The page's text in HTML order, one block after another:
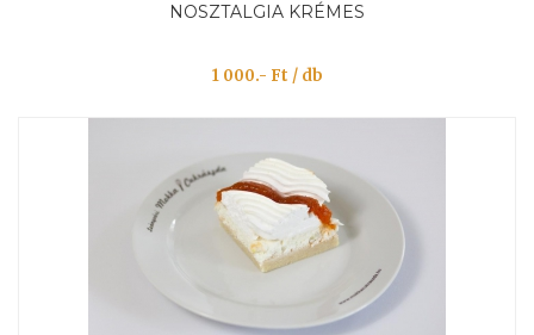
NOSZTALGIA KRÉMES
1 000.- Ft / db